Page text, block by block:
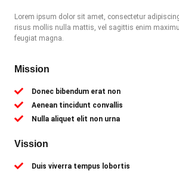
Lorem ipsum dolor sit amet, consectetur
risus mollis nulla mattis, vel sagittis enim
feugiat magna.
Mission
Donec bibendum erat non
Aenean tincidunt convallis
Nulla aliquet elit non urna
Vission
Duis viverra tempus lobortis